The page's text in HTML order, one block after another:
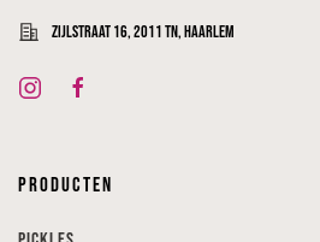
Zijlstraat 16, 2011 TN, Haarlem
Producten